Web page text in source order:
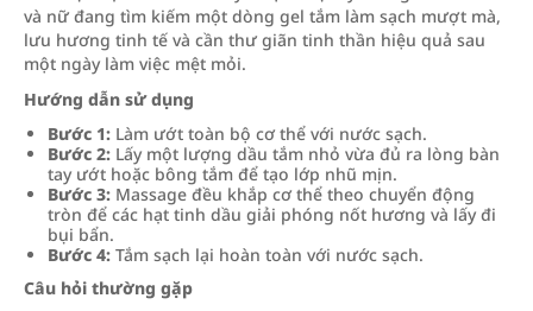
và nữ đang tìm kiếm một dòng gel tắm làm sạch mượt mà,
lưu hương tinh tế và cần thư giãn tinh thần hiệu quả sau
một ngày làm việc mệt mỏi.
Hướng dẫn sử dụng
Bước 1: Làm ướt toàn bộ cơ thể với nước sạch.
Bước 2: Lấy một lượng dầu tắm nhỏ vừa đủ ra lòng bàn
tay ướt hoặc bông tắm để tạo lớp nhũ mịn.
Bước 3: Massage đều khắp cơ thể theo chuyển động
tròn để các hạt tinh dầu giải phóng nốt hương và lấy đi
bụi bẩn.
Bước 4: Tắm sạch lại hoàn toàn với nước sạch.
Câu hỏi thường gặp